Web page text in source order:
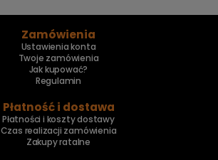
Zamówienia
Ustawienia konta
Twoje zamówienia
Jak kupować?
Regulamin
Płatność i dostawa
Płatności i koszty dostawy
Czas realizacji zamówienia
Zakupy ratalne